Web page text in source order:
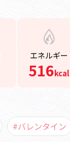
エネルギー
516kcal
#バレンタイン